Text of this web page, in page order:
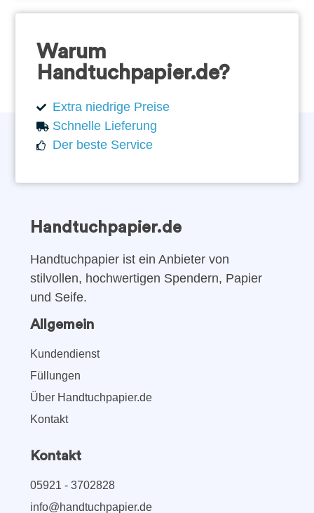
Warum
Handtuchpapier.de?
Extra niedrige Preise
Schnelle Lieferung
Der beste Service
Handtuchpapier.de
Handtuchpapier ist ein Anbieter von
stilvollen, hochwertigen Spendern, Papier
und Seife.
Allgemein
Kundendienst
Füllungen
Über Handtuchpapier.de
Kontakt
Kontakt
05921 - 3702828
info@handtuchpapier.de